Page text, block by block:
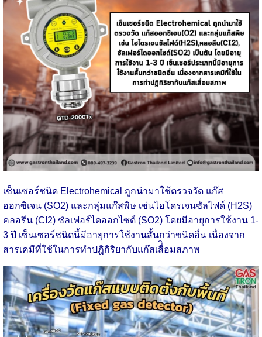
เซ็นเซอร์ชนิด Electrohemical ถูกนำมาใช้ตรวจวัด แก๊ส
ออกซิเจน (SO2) และกลุ่มแก๊สพิษ เช่นไฮโดรเจนซัลไฟด์ (H2S)
คลอรีน (CI2) ซัลเฟอร์ไดออกไซด์ (SO2) โดยมีอายุการใช้งาน 1-
3 ปี เซ็นเซอร์ชนิดนี้มีอายุการใช้งานสั้นกว่าขนิดอื่น เนื่องจาก
สารเคมีที่ใช้ในการทำปฎิกิริยากับแก๊สเสื่ิอมสภาพ